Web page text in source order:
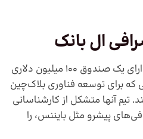
ال بانک
دارای یک صندوق ۱۰۰ میلیون دلاری
که برای توسعه فناوری بلاک‌چین
تیم آنها متشکل از کارشناسانی
پیشرو مثل بایننس، را